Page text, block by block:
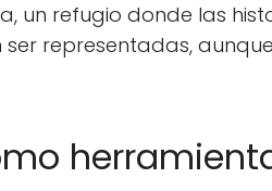
un refugio donde las
representadas,